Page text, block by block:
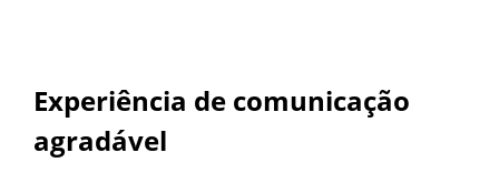
Experiência de comunicação
agradável